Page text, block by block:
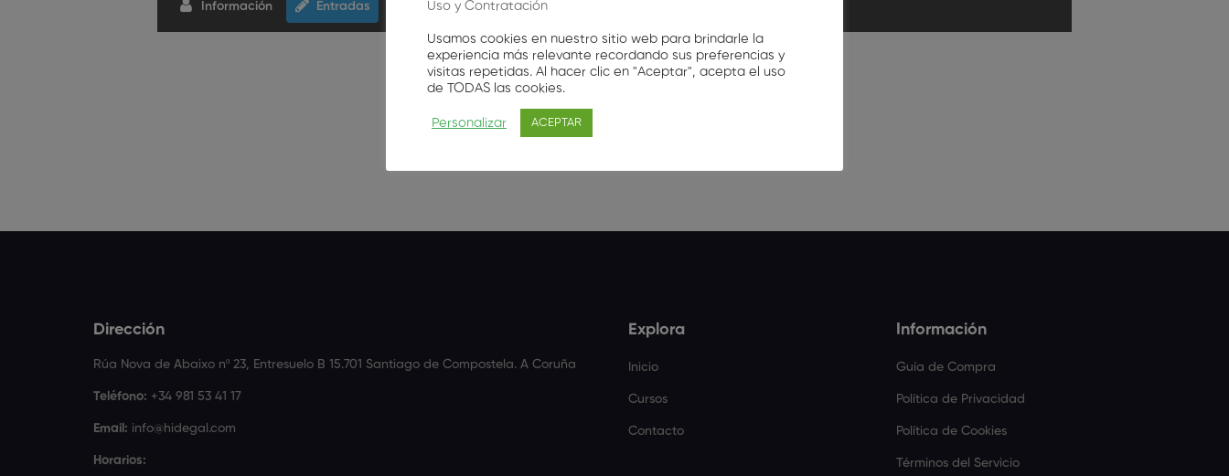
Información Entradas Comentarios
Este usuario aún no ha creado entradas.
Dirección
Rúa Nova de Abaixo nº 23, Entresuelo B 15.701 Santiago de Compostela. A Coruña
Teléfono: +34 981 53 41 17
Email: info@hidegal.com
Horarios:
Explora
Inicio
Cursos
Contacto
Información
Guía de Compra
Política de Privacidad
Política de Cookies
Términos del Servicio
Uso y Contratación
Usamos cookies en nuestro sitio web para brindarle la
experiencia más relevante recordando sus preferencias y
visitas repetidas. Al hacer clic en "Aceptar", acepta el uso
de TODAS las cookies.
Personalizar ACEPTAR